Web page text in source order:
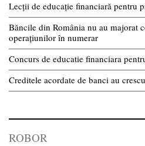
Lecții de educație financiară pentru
Băncile din România nu au majorat
operațiunilor în numerar
Concurs de educatie financiara
Creditele acordate de banci au
ROBOR